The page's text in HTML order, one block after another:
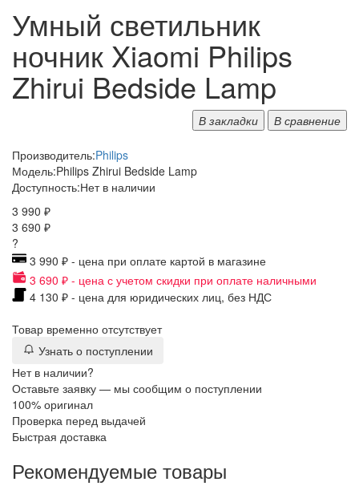
Умный светильник
ночник Xiaomi Philips
Zhirui Bedside Lamp
В закладки В сравнение
Производитель:Philips
Модель:Philips Zhirui Bedside Lamp
Доступность:Нет в наличии
3 990 ₽
3 690 ₽
?
3 990 ₽ - цена при оплате картой в магазине
3 690 ₽ - цена с учетом скидки при оплате наличными
4 130 ₽ - цена для юридических лиц, без НДС
Товар временно отсутствует
Узнать о поступлении
Нет в наличии?
Оставьте заявку — мы сообщим о поступлении
100% оригинал
Проверка перед выдачей
Быстрая доставка
Рекомендуемые товары